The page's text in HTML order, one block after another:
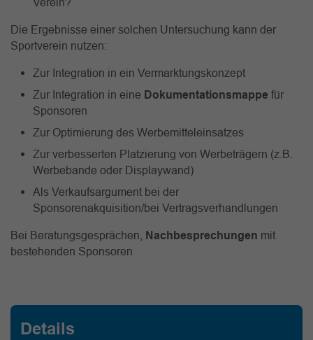
Die Ergebnisse einer solchen Untersuchung kann der
Sportverein nutzen:
Zur Integration in ein Vermarktungskonzept
Zur Integration in eine Dokumentationsmappe für
Sponsoren
Zur Optimierung des Werbemitteleinsatzes
Zur verbesserten Platzierung von Werbeträgern (z.B.
Werbebande oder Displaywand)
Als Verkaufsargument bei der
Sponsorenakquisition/bei Vertragsverhandlungen
Bei Beratungsgesprächen, Nachbesprechungen mit
bestehenden Sponsoren
Details